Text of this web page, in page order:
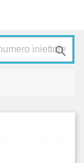
